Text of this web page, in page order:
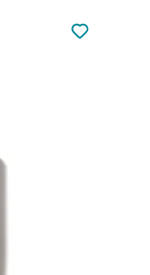
Nie dodano
Dodaj do